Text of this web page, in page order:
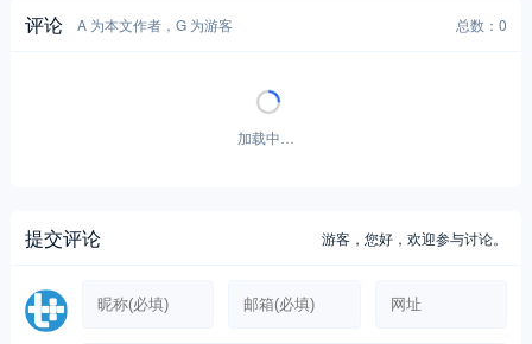
评论 A 为本文作者，G 为游客 总数：0
加载中…
提交评论 游客，您好，欢迎参与讨论。